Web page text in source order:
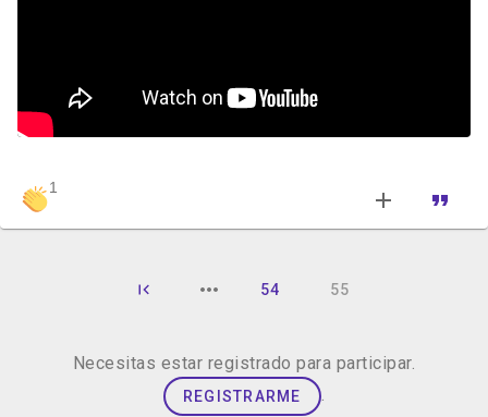
1
54 55
Necesitas estar registrado para participar.
REGISTRARME .